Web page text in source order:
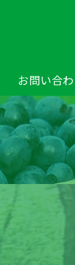
お問い合